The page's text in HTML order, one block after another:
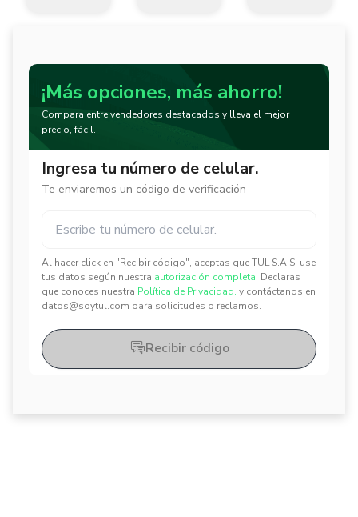
¡Más opciones, más ahorro!
Compara entre vendedores destacados y lleva el mejor
precio, fácil.
Ingresa tu número de celular.
Te enviaremos un código de verificación
Al hacer click en "Recibir código", aceptas que TUL S.A.S. use
tus datos según nuestra autorización completa. Declaras
que conoces nuestra Política de Privacidad. y contáctanos en
datos@soytul.com para solicitudes o reclamos.
✕
✕
Recibir código